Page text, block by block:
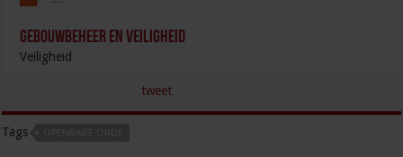
Gebouwbeheer en veiligheid
Veiligheid
tweet
Tags